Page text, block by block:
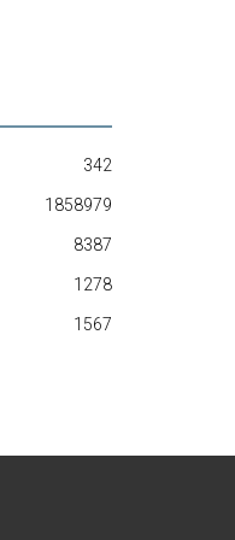
342
1858979
8387
1278
1567